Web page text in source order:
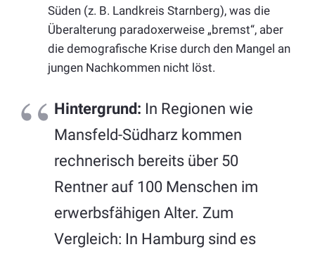
Süden (z. B. Landkreis Starnberg), was die
Überalterung paradoxerweise „bremst“, aber
die demografische Krise durch den Mangel an
jungen Nachkommen nicht löst.
Hintergrund: In Regionen wie
Mansfeld-Südharz kommen
rechnerisch bereits über 50
Rentner auf 100 Menschen im
erwerbsfähigen Alter. Zum
Vergleich: In Hamburg sind es